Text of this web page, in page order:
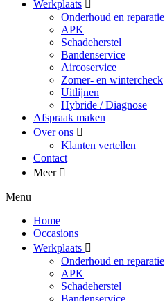
Werkplaats
Onderhoud en reparatie
APK
Schadeherstel
Bandenservice
Aircoservice
Zomer- en wintercheck
Uitlijnen
Hybride / Diagnose
Afspraak maken
Over ons
Klanten vertellen
Contact
Meer
Menu
Home
Occasions
Werkplaats
Onderhoud en reparatie
APK
Schadeherstel
Bandenservice